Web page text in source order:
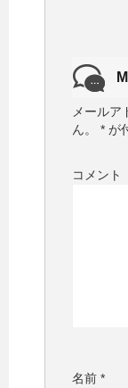
メールア
ん。
* が
コメント
名前 *